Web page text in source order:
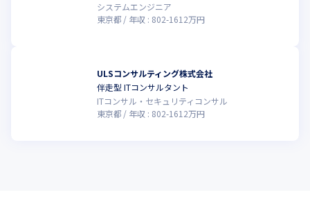
システムエンジニア
東京都
年収 : 802-1612万円
ULSコンサルティング株式会社
伴走型 ITコンサルタント
ITコンサル・セキュリティコンサル
東京都
年収 : 802-1612万円